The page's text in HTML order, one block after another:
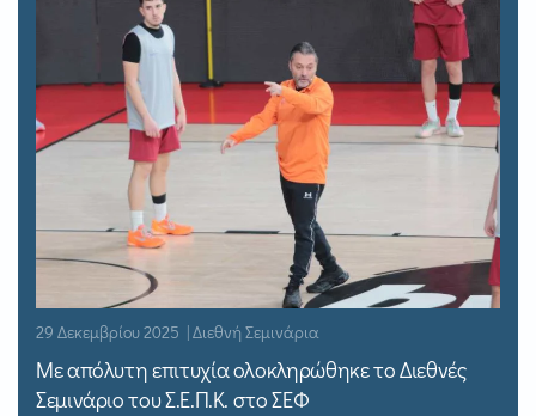
29 Δεκεμβρίου 2025 | Διεθνή Σεμινάρια
Με απόλυτη επιτυχία ολοκληρώθηκε το Διεθνές
Σεμινάριο του Σ.Ε.Π.Κ. στο ΣΕΦ